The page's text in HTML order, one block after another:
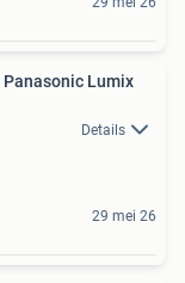
Details
29 mei 26